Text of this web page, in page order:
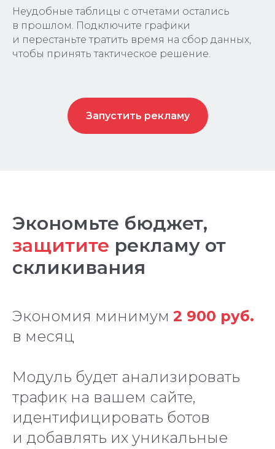
Неудобные таблицы с отчетами остались
в прошлом. Подключите графики
и перестаньте тратить время на сбор данных,
чтобы принять тактическое решение.
Запустить рекламу
Экономьте бюджет,
защитите рекламу от
скликивания
Экономия минимум 2 900 руб.
в месяц
Модуль будет анализировать
трафик на вашем сайте,
идентифицировать ботов
и добавлять их уникальные